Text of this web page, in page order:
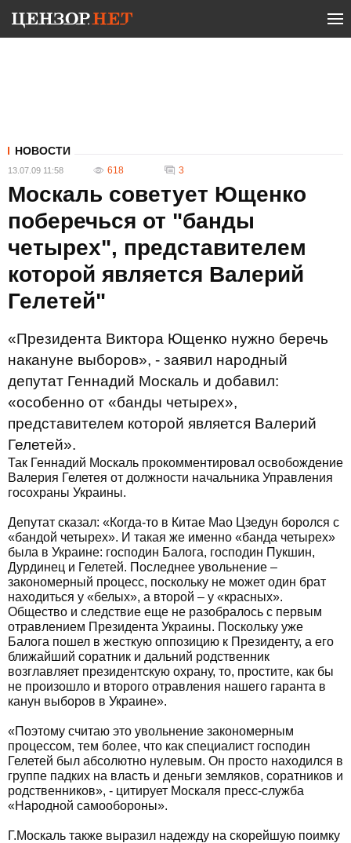
НОВОСТИ
13.07.09 11:58 618 3
Москаль советует Ющенко
поберечься от "банды
четырех", представителем
которой является Валерий
Гелетей"
«Президента Виктора Ющенко нужно беречь
накануне выборов», - заявил народный
депутат Геннадий Москаль и добавил:
«особенно от «банды четырех»,
представителем которой является Валерий
Гелетей».
Так Геннадий Москаль прокомментировал освобождение
Валерия Гелетея от должности начальника Управления
госохраны Украины.
Депутат сказал: «Когда-то в Китае Мао Цзедун боролся с
«бандой четырех». И такая же именно «банда четырех»
была в Украине: господин Балога, господин Пукшин,
Дурдинец и Гелетей. Последнее увольнение –
закономерный процесс, поскольку не может один брат
находиться у «белых», а второй – у «красных».
Общество и следствие еще не разобралось с первым
отравлением Президента Украины. Поскольку уже
Балога пошел в жесткую оппозицию к Президенту, а его
ближайший соратник и дальний родственник
возглавляет президентскую охрану, то, простите, как бы
не произошло и второго отравления нашего гаранта в
канун выборов в Украине».
«Поэтому считаю это увольнение закономерным
процессом, тем более, что как специалист господин
Гелетей был абсолютно нулевым. Он просто находился в
группе падких на власть и деньги земляков, соратников и
родственников», - цитирует Москаля пресс-служба
«Народной самообороны».
Г.Москаль также выразил надежду на скорейшую поимку